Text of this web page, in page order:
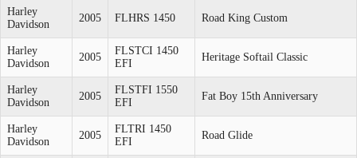
Harley
Davidson
2005 FLHRS 1450 Road King Custom
Harley
Davidson
2005
FLSTCI 1450
EFI
Heritage Softail Classic
Harley
Davidson
2005
FLSTFI 1550
EFI
Fat Boy 15th Anniversary
Harley
Davidson
2005
FLTRI 1450
EFI
Road Glide